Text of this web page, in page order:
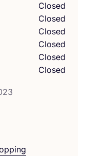
Closed
Closed
Closed
Closed
Closed
Closed